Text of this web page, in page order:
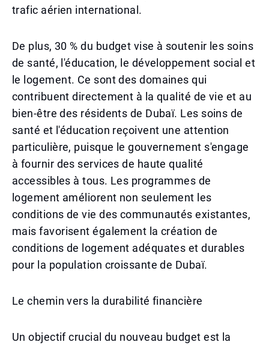
trafic aérien international.
De plus, 30 % du budget vise à soutenir les soins
de santé, l'éducation, le développement social et
le logement. Ce sont des domaines qui
contribuent directement à la qualité de vie et au
bien-être des résidents de Dubaï. Les soins de
santé et l'éducation reçoivent une attention
particulière, puisque le gouvernement s'engage
à fournir des services de haute qualité
accessibles à tous. Les programmes de
logement améliorent non seulement les
conditions de vie des communautés existantes,
mais favorisent également la création de
conditions de logement adéquates et durables
pour la population croissante de Dubaï.
Le chemin vers la durabilité financière
Un objectif crucial du nouveau budget est la